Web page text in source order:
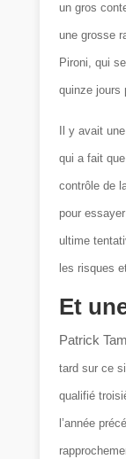
un gros
une grosse
Pironi, qui
quinze jours
Il y avait
qui a fait
contrôle de
pour
ultime
les risques
Et
Patrick
tard sur ce
qualifié
l’année